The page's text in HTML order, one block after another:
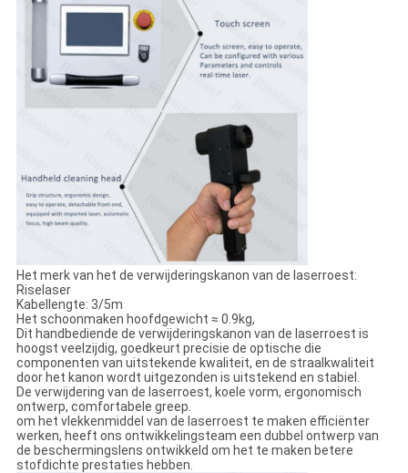
Het merk van het de verwijderingskanon van de laserroest:
Riselaser
Kabellengte: 3/5m
Het schoonmaken hoofdgewicht ≈ 0.9kg,
Dit handbediende de verwijderingskanon van de laserroest is
hoogst veelzijdig, goedkeurt precisie de optische die
componenten van uitstekende kwaliteit, en de straalkwaliteit
door het kanon wordt uitgezonden is uitstekend en stabiel.
De verwijdering van de laserroest, koele vorm, ergonomisch
ontwerp, comfortabele greep.
om het vlekkenmiddel van de laserroest te maken efficiënter
werken, heeft ons ontwikkelingsteam een dubbel ontwerp van
de beschermingslens ontwikkeld om het te maken betere
stofdichte prestaties hebben.